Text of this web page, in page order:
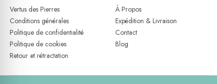
Vertus des Pierres
Conditions générales
Politique de confidentialité
Politique de cookies
Retour et rétractation
À Propos
Expédition & Livraison
Contact
Blog